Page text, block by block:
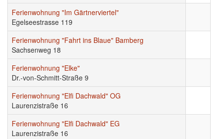
Ferienwohnung "Im Gärtnerviertel"
Egelseestrasse 119
Ferienwohnung "Fahrt ins Blaue" Bamberg
Sachsenweg 18
Ferienwohnung "Elke"
Dr.-von-Schmitt-Straße 9
Ferienwohnung "Elfi Dachwald" OG
Laurenzistraße 16
Ferienwohnung "Elfi Dachwald" EG
Laurenzistraße 16